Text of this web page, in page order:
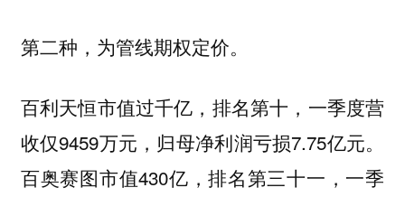
第二种，为管线期权定价。
百利天恒市值过千亿，排名第十，一季度营
收仅9459万元，归母净利润亏损7.75亿元。
百奥赛图市值430亿，排名第三十一，一季